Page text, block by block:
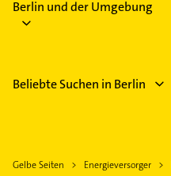
Berlin und der Umgebung
Beliebte Suchen in Berlin
Gelbe Seiten Energieversorger